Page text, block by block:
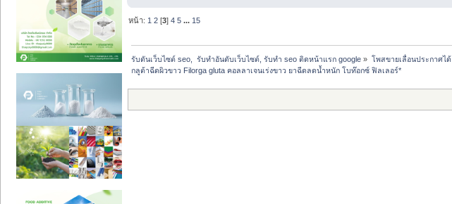
หน้า: 1 2 [3]4 5 ... 15
รับดันเว็บไซต์ seo,  รับทำอันดับเว็บไซต์, รับทำ seo ติดหน้าแรก google » โพสขายเลื่อนประกาศได้
กลูต้าฉีดผิวขาว Filorga gluta คอลลาเจนเร่งขาว ยาฉีดลดน้ำหนัก โบท๊อกซ์ ฟิลเลอร์*